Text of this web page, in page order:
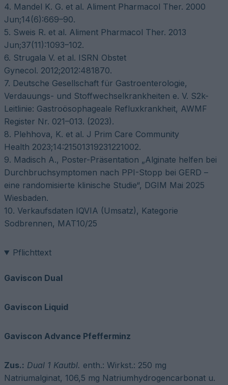
4. Mandel K. G. et al. Aliment Pharmacol Ther. 2000
Jun;14(6):669–90.
5. Sweis R. et al. Aliment Pharmacol Ther. 2013
Jun;37(11):1093–102.
6. Strugala V. et al. ISRN Obstet
Gynecol. 2012;2012:481870.
7. Deutsche Gesellschaft für Gastroenterologie,
Verdauungs- und Stoffwechselkrankheiten e. V. S2k-
Leitlinie: Gastroösophageale Refluxkrankheit, AWMF
Register Nr. 021–013. (2023).
8. Plehhova, K. et al. J Prim Care Community
Health 2023;14:21501319231221002.
9. Madisch A., Poster-Präsentation „Alginate helfen bei
Durchbruchsymptomen nach PPI-Stopp bei GERD –
eine randomisierte klinische Studie“, DGIM Mai 2025
Wiesbaden.
10. Verkaufsdaten IQVIA (Umsatz), Kategorie
Sodbrennen, MAT10/25
Pflichttext
Gaviscon Dual
Gaviscon Liquid
Gaviscon Advance Pfefferminz
Zus.: Dual 1 Kautbl. enth.: Wirkst.: 250 mg
Natriumalginat, 106,5 mg Natriumhydrogencarbonat u.